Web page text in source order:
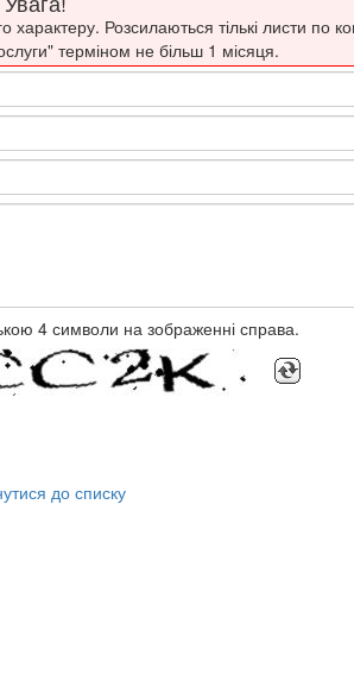
Розсилаються тількі листи по
терміном не більш 1 місяця.
4 символи на зображенні справа.
до списку